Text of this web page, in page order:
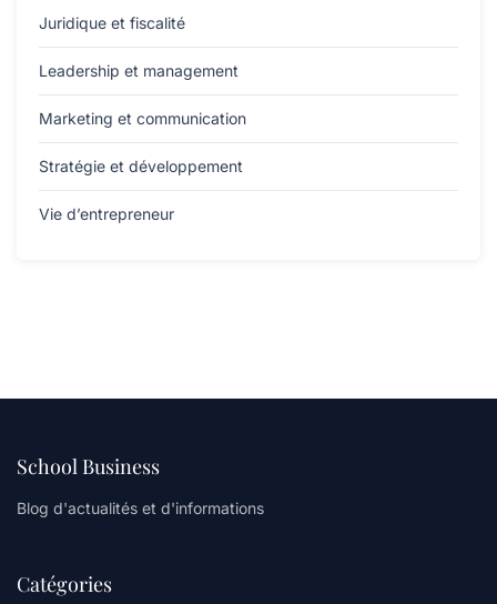
Juridique et fiscalité
Leadership et management
Marketing et communication
Stratégie et développement
Vie d’entrepreneur
School Business
Blog d'actualités et d'informations
Catégories